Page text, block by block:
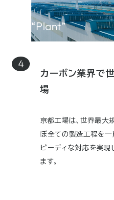
“Plant”
カーボン業界で
場
京都工場は、世界最大
ぼ全ての製造工程を一
ピーディな対応を実現
ます。